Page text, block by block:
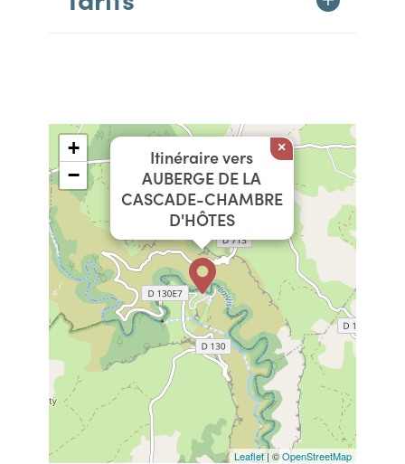
Itinéraire vers
AUBERGE DE LA
CASCADE-CHAMBRE
D'HÔTES
×
+
−
Leaflet| ©OpenStreetMap